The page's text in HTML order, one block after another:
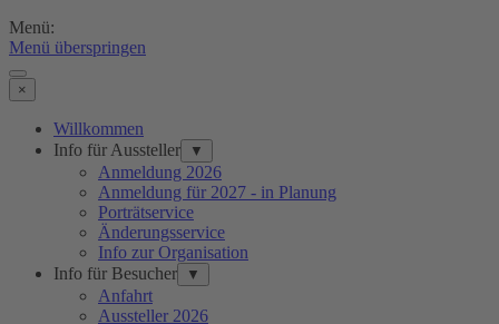
Menü:
Menü überspringen
×
Willkommen
Info für Aussteller
▼
Anmeldung 2026
Anmeldung für 2027 - in Planung
Porträtservice
Änderungsservice
Info zur Organisation
Info für Besucher
▼
Anfahrt
Aussteller 2026